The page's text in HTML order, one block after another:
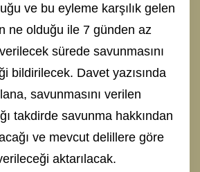
ve bu eyleme karşılık gelen
ne olduğu ile 7 günden az
sürede savunmasını
bildirilecek. Davet yazısında
savunmasını verilen
takdirde savunma hakkından
ve mevcut delillere göre
aktarılacak.